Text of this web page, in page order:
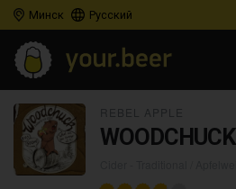
Минск Русский
WOODCHUCK